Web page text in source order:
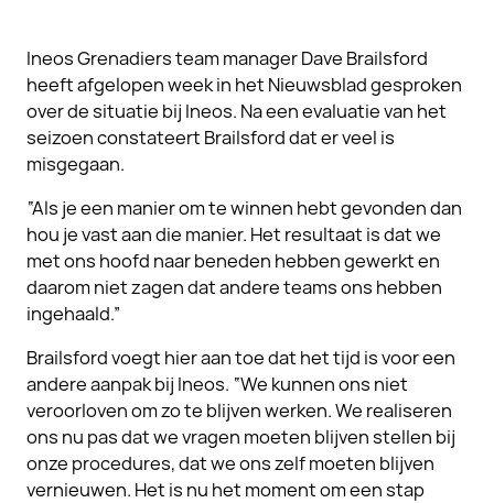
Ineos Grenadiers team manager Dave Brailsford
heeft afgelopen week in het Nieuwsblad gesproken
over de situatie bij Ineos. Na een evaluatie van het
seizoen constateert Brailsford dat er veel is
misgegaan.
“Als je een manier om te winnen hebt gevonden dan
hou je vast aan die manier. Het resultaat is dat we
met ons hoofd naar beneden hebben gewerkt en
daarom niet zagen dat andere teams ons hebben
ingehaald.”
Brailsford voegt hier aan toe dat het tijd is voor een
andere aanpak bij Ineos. “We kunnen ons niet
veroorloven om zo te blijven werken. We realiseren
ons nu pas dat we vragen moeten blijven stellen bij
onze procedures, dat we ons zelf moeten blijven
vernieuwen. Het is nu het moment om een stap